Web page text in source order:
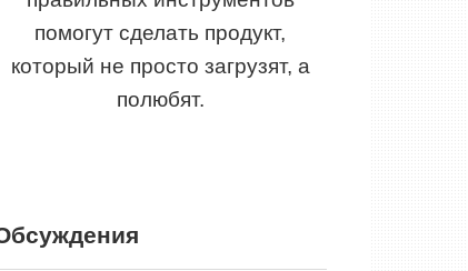
помогут сделать продукт,
который не просто загрузят, а
полюбят.